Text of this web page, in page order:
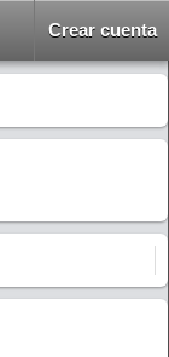
Crear cuenta